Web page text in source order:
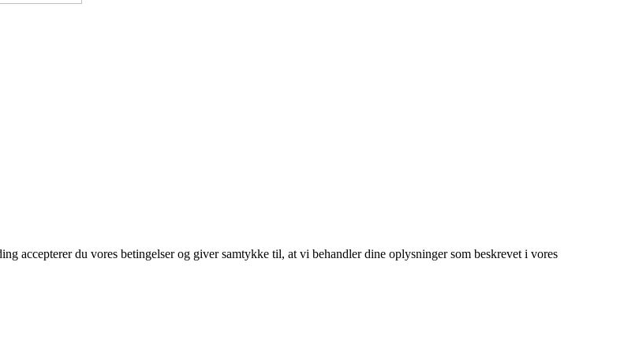
du vores betingelser og giver samtykke til, at vi behandler dine oplysninger som beskrevet i vores